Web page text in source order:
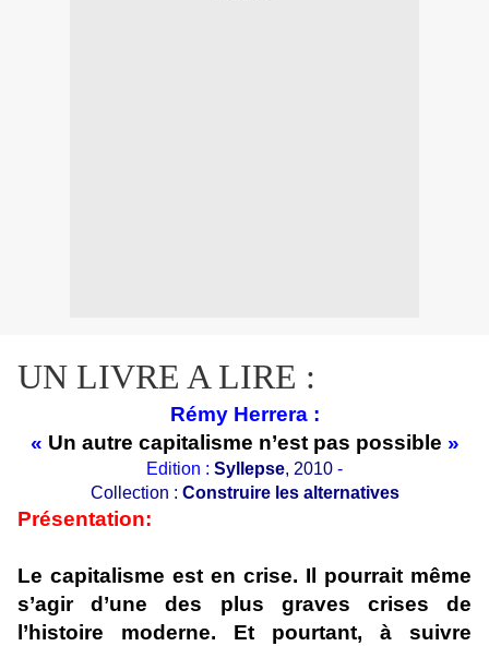
UN LIVRE A LIRE :
Rémy Herrera :
« Un autre capitalisme n’est pas possible »
Edition : Syllepse, 2010 -
Collection : Construire les alternatives
Présentation:
Le capitalisme est en crise. Il pourrait même
s’agir d’une des plus graves crises de
l’histoire moderne. Et pourtant, à suivre